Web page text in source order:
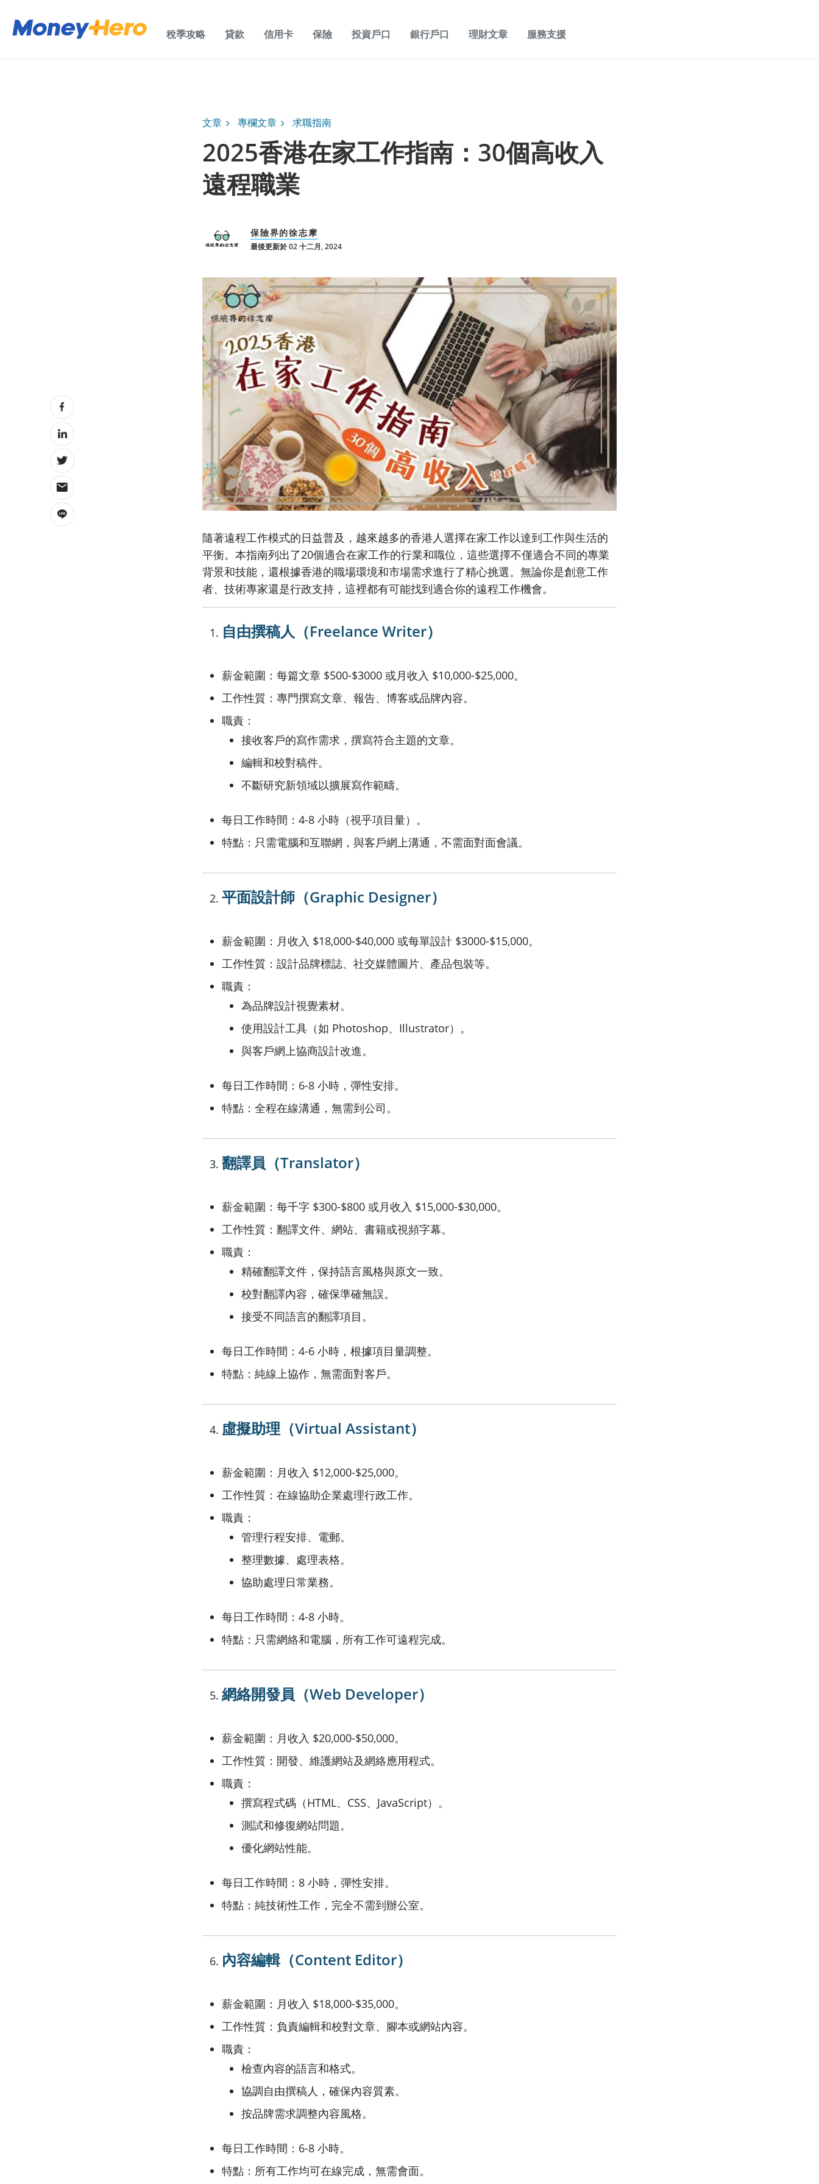
稅季攻略 貸款 信用卡 保險 投資戶口 銀行戶口 理財文章 服務支援
文章 專欄文章 求職指南
2025香港在家工作指南：30個高收入
遠程職業
保險界的徐志摩
最後更新於 02 十二月, 2024
隨著遠程工作模式的日益普及，越來越多的香港人選擇在家工作以達到工作與生活的
平衡。本指南列出了20個適合在家工作的行業和職位，這些選擇不僅適合不同的專業
背景和技能，還根據香港的職場環境和市場需求進行了精心挑選。無論你是創意工作
者、技術專家還是行政支持，這裡都有可能找到適合你的遠程工作機會。
自由撰稿人（Freelance Writer）
薪金範圍：每篇文章 $500-$3000 或月收入 $10,000-$25,000。
工作性質：專門撰寫文章、報告、博客或品牌內容。
職責：
接收客戶的寫作需求，撰寫符合主題的文章。
編輯和校對稿件。
不斷研究新領域以擴展寫作範疇。
每日工作時間：4-8 小時（視乎項目量）。
特點：只需電腦和互聯網，與客戶網上溝通，不需面對面會議。
平面設計師（Graphic Designer）
薪金範圍：月收入 $18,000-$40,000 或每單設計 $3000-$15,000。
工作性質：設計品牌標誌、社交媒體圖片、產品包裝等。
職責：
為品牌設計視覺素材。
使用設計工具（如 Photoshop、Illustrator）。
與客戶網上協商設計改進。
每日工作時間：6-8 小時，彈性安排。
特點：全程在線溝通，無需到公司。
翻譯員（Translator）
薪金範圍：每千字 $300-$800 或月收入 $15,000-$30,000。
工作性質：翻譯文件、網站、書籍或視頻字幕。
職責：
精確翻譯文件，保持語言風格與原文一致。
校對翻譯內容，確保準確無誤。
接受不同語言的翻譯項目。
每日工作時間：4-6 小時，根據項目量調整。
特點：純線上協作，無需面對客戶。
虛擬助理（Virtual Assistant）
薪金範圍：月收入 $12,000-$25,000。
工作性質：在線協助企業處理行政工作。
職責：
管理行程安排、電郵。
整理數據、處理表格。
協助處理日常業務。
每日工作時間：4-8 小時。
特點：只需網絡和電腦，所有工作可遠程完成。
網絡開發員（Web Developer）
薪金範圍：月收入 $20,000-$50,000。
工作性質：開發、維護網站及網絡應用程式。
職責：
撰寫程式碼（HTML、CSS、JavaScript）。
測試和修復網站問題。
優化網站性能。
每日工作時間：8 小時，彈性安排。
特點：純技術性工作，完全不需到辦公室。
內容編輯（Content Editor）
薪金範圍：月收入 $18,000-$35,000。
工作性質：負責編輯和校對文章、腳本或網站內容。
職責：
檢查內容的語言和格式。
協調自由撰稿人，確保內容質素。
按品牌需求調整內容風格。
每日工作時間：6-8 小時。
特點：所有工作均可在線完成，無需會面。